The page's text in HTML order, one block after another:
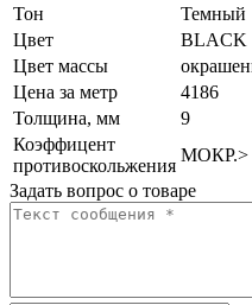
Тон
Темный
Цвет
BLACK
Цвет массы
Цена за метр
4186
Толщина, мм
9
Коэффицент
противоскольжения
МОКР.>
Задать вопрос о товаре